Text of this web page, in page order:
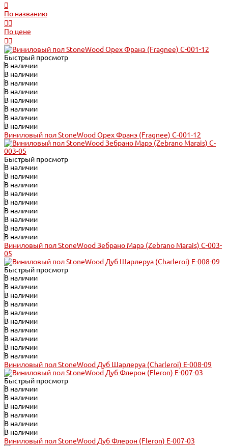
По названию
По цене
Быстрый просмотр
В наличии
В наличии
В наличии
В наличии
В наличии
В наличии
В наличии
В наличии
Виниловый пол StoneWood Орех Франэ (Fragnee) C-001-12
Быстрый просмотр
В наличии
В наличии
В наличии
В наличии
В наличии
В наличии
В наличии
В наличии
В наличии
Виниловый пол StoneWood Зебрано Марэ (Zebrano Marais) C-003-
05
Быстрый просмотр
В наличии
В наличии
В наличии
В наличии
В наличии
В наличии
В наличии
В наличии
В наличии
В наличии
Виниловый пол StoneWood Дуб Шарлеруа (Charleroi) E-008-09
Быстрый просмотр
В наличии
В наличии
В наличии
В наличии
В наличии
В наличии
Виниловый пол StoneWood Дуб Флерон (Fleron) E-007-03